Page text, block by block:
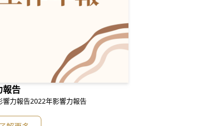
報告
力報告2022年影響力報告